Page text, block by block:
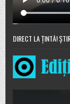
DIRECT LA ȚINTĂ!